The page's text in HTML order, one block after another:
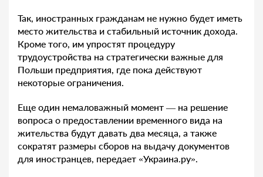
Так, иностранных гражданам не нужно будет иметь
место жительства и стабильный источник дохода.
Кроме того, им упростят процедуру
трудоустройства на стратегически важные для
Польши предприятия, где пока действуют
некоторые ограничения.
Еще один немаловажный момент — на решение
вопроса о предоставлении временного вида на
жительства будут давать два месяца, а также
сократят размеры сборов на выдачу документов
для иностранцев, передает «Украина.ру».